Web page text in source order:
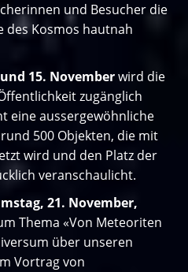
und Besucher die
des Kosmos hautnah
15. Novemberwird die
zugänglich
eine aussergewöhnliche
500 Objekten, die mit
wird und den Platz der
veranschaulicht.
21. November,
Thema «Von Meteoriten
über unseren
Vortrag von